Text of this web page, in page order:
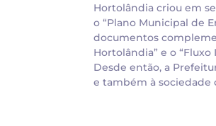
Hortolândia criou em
o “Plano Municipal de
documentos
Hortolândia” e o
Desde então, a
e também à sociedade